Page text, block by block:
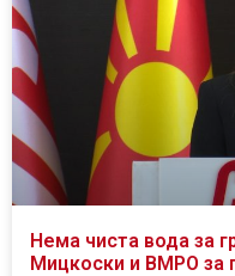
Нема чиста вода за
Мицкоски и ВМРО за